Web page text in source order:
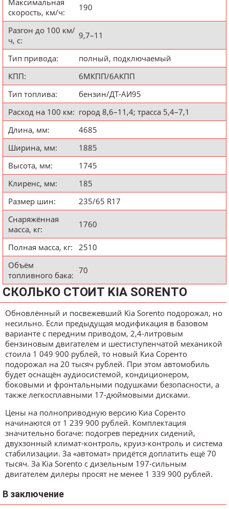
скорость, км/ч:
190
Разгон до 100 км/
ч, с:
9,7–11
Тип привода:
полный, подключаемый
КПП:
6МКПП/6АКПП
Тип топлива:
бензин/ДТ-АИ95
Расход на 100 км: город 8,6–11,4; трасса 5,4–7,1
Длина, мм:
4685
Ширина, мм:
1885
Высота, мм:
1745
Клиренс, мм:
185
Размер шин:
235/65 R17
Снаряжённая
масса, кг:
1760
Полная масса, кг:
2510
Объём
топливного бака: 70
СКОЛЬКО СТОИТ KIA SORENTO
Обновлённый и посвежевший Kia Sorento подорожал, но
несильно. Если предыдущая модификация в базовом
варианте с передним приводом, 2,4-литровым
бензиновым двигателем и шестиступенчатой механикой
стоила 1 049 900 рублей, то новый Киа Соренто
подорожал на 20 тысяч рублей. При этом автомобиль
будет оснащён аудиосистемой, кондиционером,
боковыми и фронтальными подушками безопасности, а
также легкосплавными 17-дюймовыми дисками.
Цены на полноприводную версию Киа Соренто
начинаются от 1 239 900 рублей. Комплектация
значительно богаче: подогрев передних сидений,
двухзонный климат-контроль, круиз-контроль и система
стабилизации. За «автомат» придётся доплатить ещё 70
тысяч. За Kia Sorento с дизельным 197-сильным
двигателем дилеры просят не менее 1 339 900 рублей.
В заключение